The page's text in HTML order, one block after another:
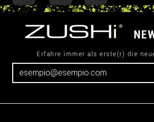
Erfahre immer als erste(r) die